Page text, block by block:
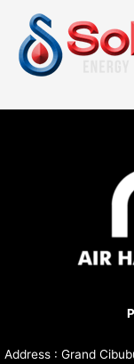
Address : Grand